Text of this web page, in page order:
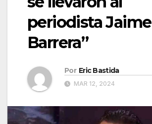
periodista Jaime
Barrera”
Por Eric Bastida
MAR 12, 2024